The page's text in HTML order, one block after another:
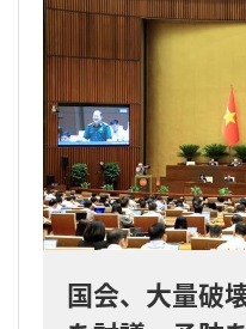
国会、大量破